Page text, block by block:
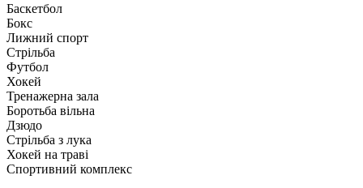
Баскетбол
Бокс
Лижний спорт
Стрільба
Футбол
Хокей
Тренажерна зала
Боротьба вільна
Дзюдо
Стрільба з лука
Хокей на траві
Спортивний комплекс